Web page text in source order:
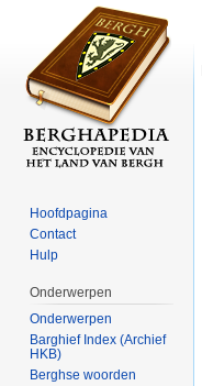
Hoofdpagina
Contact
Hulp
Onderwerpen
Onderwerpen
Barghief Index (Archief
HKB)
Berghse woorden